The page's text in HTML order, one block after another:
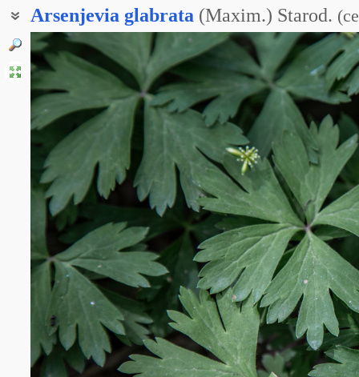
Arsenjevia glabrata (Maxim.) Starod. (
Ветреница гладкая